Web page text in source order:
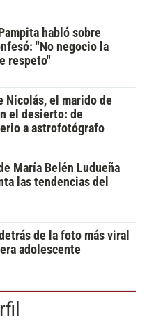
habló sobre
"No negocio la
respeto"
Nicolás, el marido de
el desierto: de
a astrofotógrafo
María Belén Ludueña
las tendencias del
de la foto más viral
adolescente